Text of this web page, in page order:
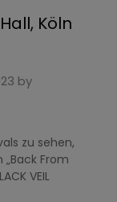
Köln
by
zu sehen,
„Back From
VEIL